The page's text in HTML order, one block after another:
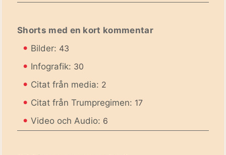
Shorts med en kort kommentar
• Bilder: 43
• Infografik: 30
• Citat från media: 2
• Citat från Trumpregimen: 17
• Video och Audio: 6